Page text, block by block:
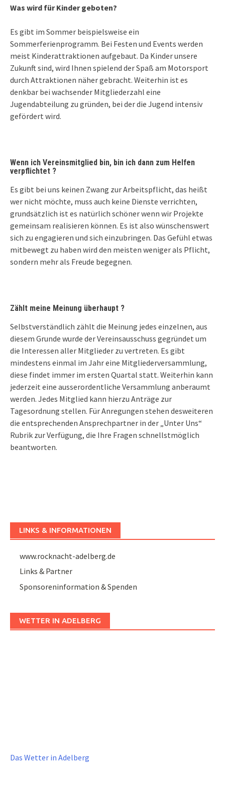
Was wird für Kinder geboten?
Es gibt im Sommer beispielsweise ein
Sommerferienprogramm. Bei Festen und Events werden
meist Kinderattraktionen aufgebaut. Da Kinder unsere
Zukunft sind, wird Ihnen spielend der Spaß am Motorsport
durch Attraktionen näher gebracht. Weiterhin ist es
denkbar bei wachsender Mitgliederzahl eine
Jugendabteilung zu gründen, bei der die Jugend intensiv
gefördert wird.
Wenn ich Vereinsmitglied bin, bin ich dann zum Helfen
verpflichtet ?
Es gibt bei uns keinen Zwang zur Arbeitspflicht, das heißt
wer nicht möchte, muss auch keine Dienste verrichten,
grundsätzlich ist es natürlich schöner wenn wir Projekte
gemeinsam realisieren können. Es ist also wünschenswert
sich zu engagieren und sich einzubringen. Das Gefühl etwas
mitbewegt zu haben wird den meisten weniger als Pflicht,
sondern mehr als Freude begegnen.
Zählt meine Meinung überhaupt ?
Selbstverständlich zählt die Meinung jedes einzelnen, aus
diesem Grunde wurde der Vereinsausschuss gegründet um
die Interessen aller Mitglieder zu vertreten. Es gibt
mindestens einmal im Jahr eine Mitgliederversammlung,
diese findet immer im ersten Quartal statt. Weiterhin kann
jederzeit eine ausserordentliche Versammlung anberaumt
werden. Jedes Mitglied kann hierzu Anträge zur
Tagesordnung stellen. Für Anregungen stehen desweiteren
die entsprechenden Ansprechpartner in der „Unter Uns“
Rubrik zur Verfügung, die Ihre Fragen schnellstmöglich
beantworten.
LINKS & INFORMATIONEN
www.rocknacht-adelberg.de
Links & Partner
Sponsoreninformation & Spenden
WETTER IN ADELBERG
Das Wetter in Adelberg